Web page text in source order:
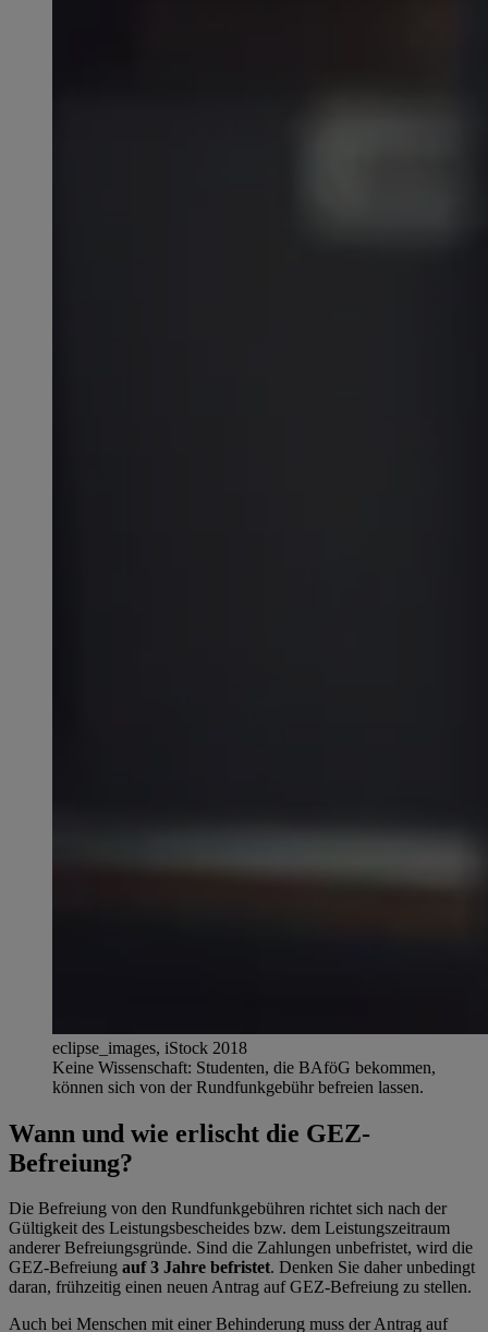
eclipse_images, iStock 2018
Keine Wissenschaft: Studenten, die BAföG bekommen,
können sich von der Rundfunkgebühr befreien lassen.
Wann und wie erlischt die GEZ-
Befreiung?
Die Befreiung von den Rundfunkgebühren richtet sich nach der
Gültigkeit des Leistungsbescheides bzw. dem Leistungszeitraum
anderer Befreiungsgründe. Sind die Zahlungen unbefristet, wird die
GEZ-Befreiung auf 3 Jahre befristet. Denken Sie daher unbedingt
daran, frühzeitig einen neuen Antrag auf GEZ-Befreiung zu stellen.
Auch bei Menschen mit einer Behinderung muss der Antrag auf